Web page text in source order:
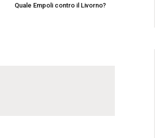
Quale Empoli contro il Livorno?